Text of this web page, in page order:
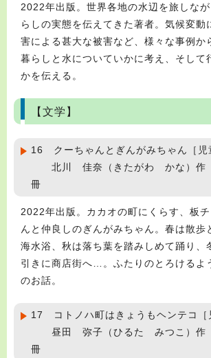
2022年出版。世界各地の水辺を旅しな
らしの実態を伝えてきた著者。気候変動
害による甚大な被害など、様々な事例か
暮らしと水についていかに考え、そして
かを伝える。
【文学】
16 クーちゃんとぎんがみちゃん［児
北川 佳奈（きたがわ かな
冊
2022年出版。カカオの町にくらす、板
んと仲良しのぎんがみちゃん。春は散歩
海水浴、秋は落ち葉を踏みしめて踊り、
引きに商店街へ…。ふたりのとろけるよ
のお話。
17 コトノハ町はきょうもヘンテコ［
昼田 弥子（ひるた みつこ
冊